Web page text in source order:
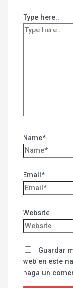
Type here..
Name*
Email*
Website
Guardar
web en este
haga un